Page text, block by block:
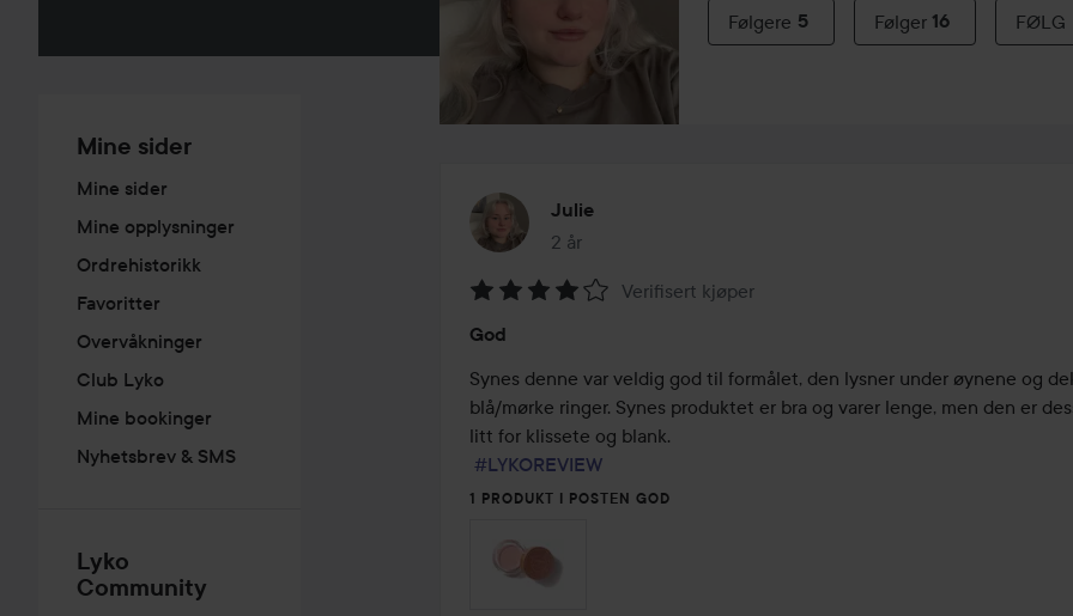
Mine sider
Mine sider
Mine opplysninger
Ordrehistorikk
Favoritter
Overvåkninger
Club Lyko
Mine bookinger
Nyhetsbrev & SMS
Lyko
Community
Følgere 5 Følger 16 FØLG
Julie
2 år
Innlegget ble opprettet 2 år
4
av
5
Verifisert kjøper
God
Synes denne var veldig god til formålet, den lysner under øynene og
blå/mørke ringer. Synes produktet er bra og varer lenge, men den er
litt for klissete og blank.
#LYKOREVIEW
1 PRODUKT I POSTEN GOD